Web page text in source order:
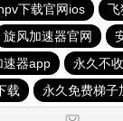
下载官网ios 飞
旋风加速器官网
速器app 永久不
载 永久免费梯子